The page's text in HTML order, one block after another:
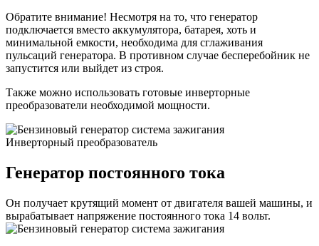
Обратите внимание! Несмотря на то, что генератор
подключается вместо аккумулятора, батарея, хоть и
минимальной емкости, необходима для сглаживания
пульсаций генератора. В противном случае бесперебойник не
запустится или выйдет из строя.
Также можно использовать готовые инверторные
преобразователи необходимой мощности.
Инверторный преобразователь
Генератор постоянного тока
Он получает крутящий момент от двигателя вашей машины, и
вырабатывает напряжение постоянного тока 14 вольт.